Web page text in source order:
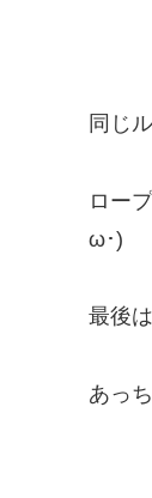
同じ
ロー
ω･)
最後
あっ